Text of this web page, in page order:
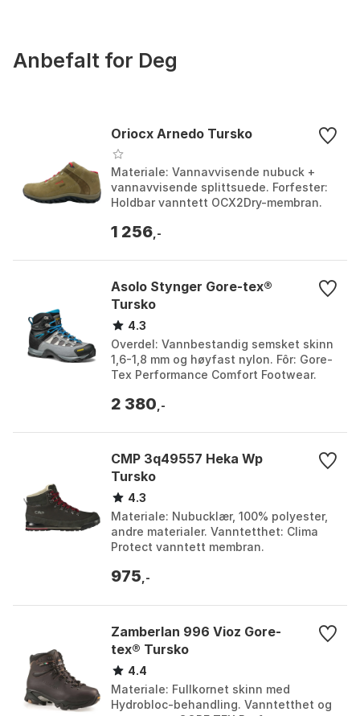
Anbefalt for Deg
Oriocx Arnedo Tursko
Materiale: Vannavvisende nubuck +
vannavvisende splittsuede. Forfester:
Holdbar vanntett OCX2Dry-membran.
og phylon. Vekt: ...
1 256 ,-
Asolo Stynger Gore-tex®
Tursko
4.3
Overdel: Vannbestandig semsket skinn
1,6-1,8 mm og høyfast nylon. Fôr: Gore-
Tex Performance Comfort Footwear.
pu). Farge:...
2 380 ,-
CMP 3q49557 Heka Wp
Tursko
4.3
Materiale: Nubucklær, 100% polyester,
andre materialer. Vanntetthet: Clima
Protect vanntett membran.
EVA-såle. Vekt: 920...
975 ,-
Zamberlan 996 Vioz Gore-
tex® Tursko
4.4
Materiale: Fullkornet skinn med
Hydrobloc-behandling. Vanntetthet og